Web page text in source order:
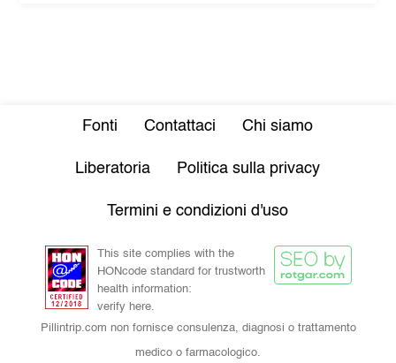
Fonti Contattaci Chi siamo
Liberatoria Politica sulla privacy
Termini e condizioni d'uso
This site complies with the
HONcode standard for trustworth
health information:
verify here.
Pillintrip.com non fornisce consulenza, diagnosi o trattamento
medico o farmacologico.